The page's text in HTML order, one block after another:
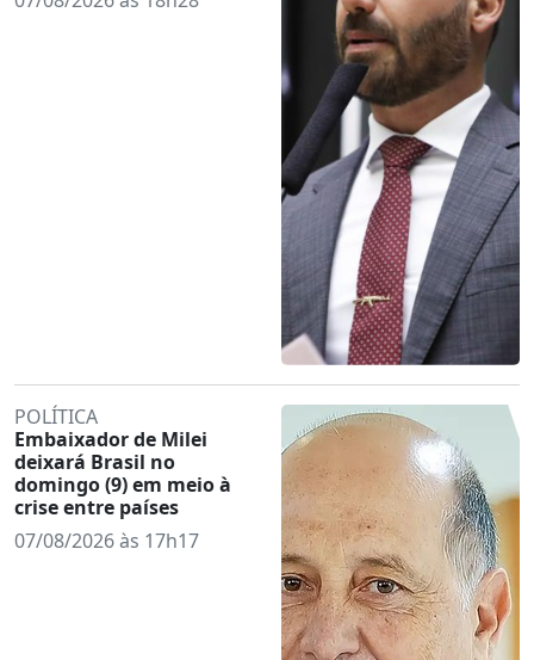
POLÍTICA
Embaixador de Milei
deixará Brasil no
domingo (9) em meio à
crise entre países
07/08/2026 às 17h17